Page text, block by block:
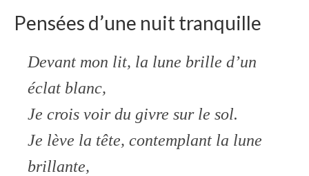
Pensées d’une nuit tranquille
Devant mon lit, la lune brille d’un
éclat blanc,
Je crois voir du givre sur le sol.
Je lève la tête, contemplant la lune
brillante,